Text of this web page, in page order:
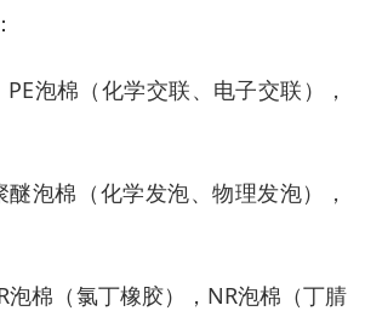
泡棉（化学交联、电子交联），
泡棉（化学发泡、物理发泡），
泡棉（氯丁橡胶），NR泡棉（丁腈